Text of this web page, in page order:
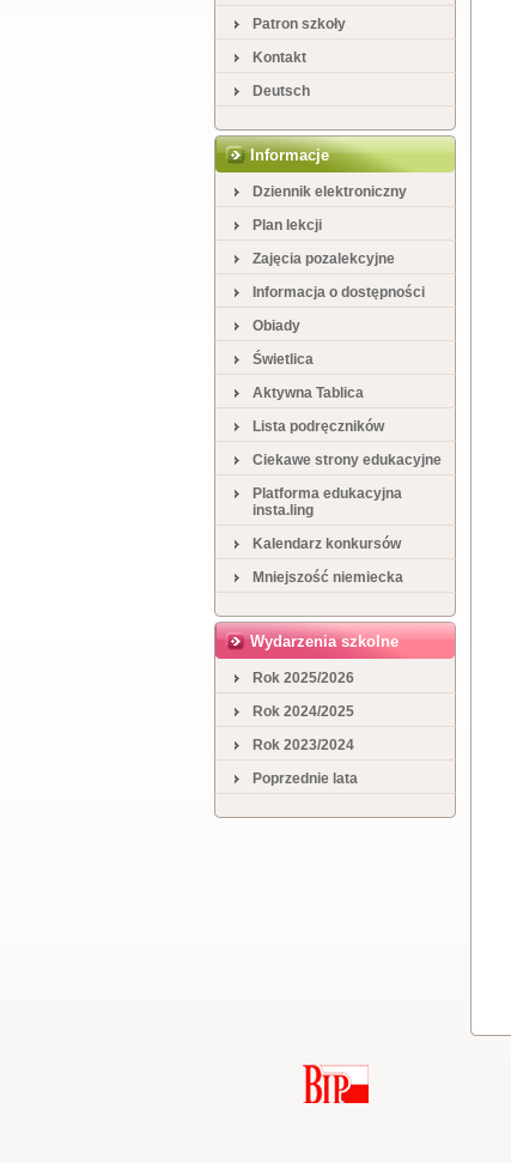
Patron szkoły
Kontakt
Deutsch
Informacje
Dziennik elektroniczny
Plan lekcji
Zajęcia pozalekcyjne
Informacja o dostępności
Obiady
Świetlica
Aktywna Tablica
Lista podręczników
Ciekawe strony edukacyjne
Platforma edukacyjna
insta.ling
Kalendarz konkursów
Mniejszość niemiecka
Wydarzenia szkolne
Rok 2025/2026
Rok 2024/2025
Rok 2023/2024
Poprzednie lata